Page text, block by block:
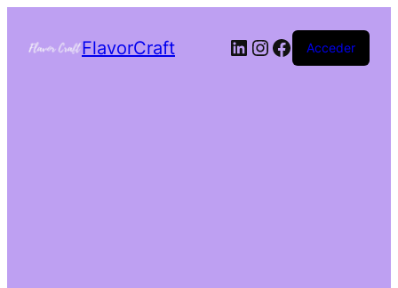
FlavorCraft Acceder